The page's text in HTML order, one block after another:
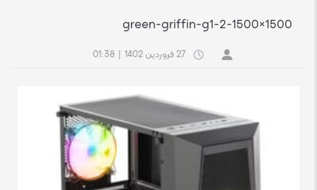
green-griffin-g1-2-1500×1500
27 فروردین 1402 01:38